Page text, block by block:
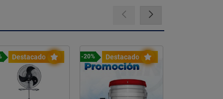
Destacado Destacado
-31%